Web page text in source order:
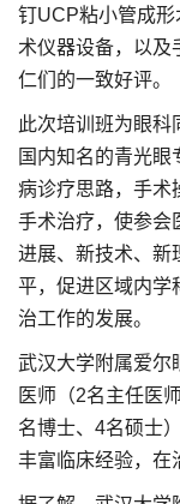
钉UCP粘小管成
术仪器设备，以及
仁们的一致好评。
此次培训班为眼科
国内知名的青光
病诊疗思路，手术
手术治疗，使参会
进展、新技术、新
平，促进区域内学
治工作的发展。
武汉大学附属爱尔
医师（2名主任医
名博士、4名硕士
丰富临床经验，在